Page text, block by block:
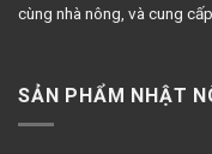
cùng nhà nông, và cung
SẢN PHẨM NHẬT